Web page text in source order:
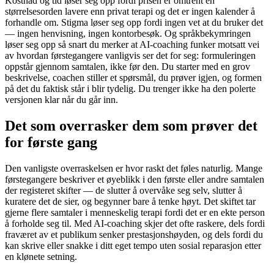
størrelsesorden lavere enn privat terapi og det er ingen kalender å
forhandle om. Stigma løser seg opp fordi ingen vet at du bruker det
— ingen henvisning, ingen kontorbesøk. Og språkbekymringen
løser seg opp så snart du merker at AI-coaching funker motsatt vei
av hvordan førstegangere vanligvis ser det for seg: formuleringen
oppstår gjennom samtalen, ikke før den. Du starter med en grov
beskrivelse, coachen stiller et spørsmål, du prøver igjen, og formen
på det du faktisk står i blir tydelig. Du trenger ikke ha den polerte
versjonen klar når du går inn.
Det som overrasker dem som prøver det
for første gang
Den vanligste overraskelsen er hvor raskt det føles naturlig. Mange
førstegangere beskriver et øyeblikk i den første eller andre samtalen
der registeret skifter — de slutter å overvåke seg selv, slutter å
kuratere det de sier, og begynner bare å tenke høyt. Det skiftet tar
gjerne flere samtaler i menneskelig terapi fordi det er en ekte person
å forholde seg til. Med AI-coaching skjer det ofte raskere, dels fordi
fraværet av et publikum senker prestasjonshøyden, og dels fordi du
kan skrive eller snakke i ditt eget tempo uten sosial reparasjon etter
en klønete setning.